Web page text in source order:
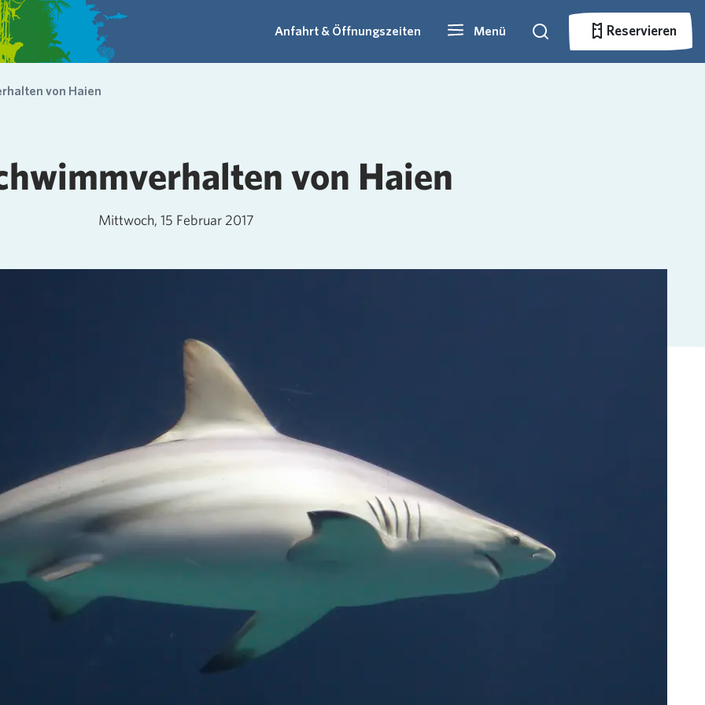
Anfahrt & Öffnungszeiten Menü Suche Reservieren
Reservieren
von Haien
von Haien
Mittwoch, 15 Februar 2017